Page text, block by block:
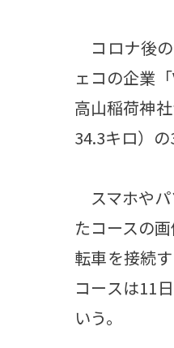
コロナ後
ェコの企業
高山稲荷神
34.3キロ）の
スマホやパ
たコースの
転車を接続
コースは11
いう。